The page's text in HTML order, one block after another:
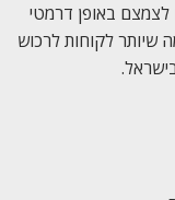
לצמצם באופן דרמטי
שיותר לקוחות לרכוש